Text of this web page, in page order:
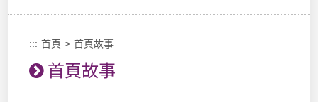
::: 首頁 >首頁故事
首頁故事